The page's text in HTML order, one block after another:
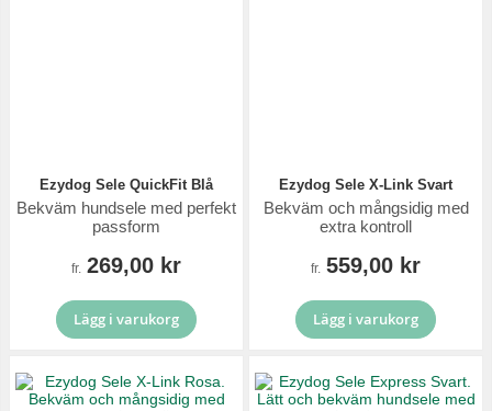
Ezydog Sele QuickFit Blå
Bekväm hundsele med perfekt
passform
fr. 269,00 kr
Lägg i varukorg
Ezydog Sele X-Link Svart
Bekväm och mångsidig med
extra kontroll
fr. 559,00 kr
Lägg i varukorg